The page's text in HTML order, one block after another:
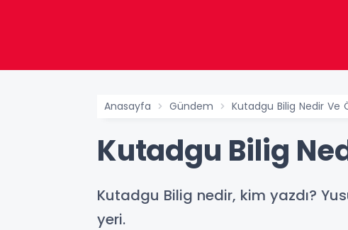
Anasayfa Gündem Kutadgu Bilig Nedir Ve
Kutadgu Bilig
Kutadgu Bilig nedir, kim yazdı?
yeri.